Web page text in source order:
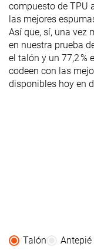
compuesto de TPU
las mejores
Así que, sí, una vez
en nuestra prueba
el talón y un 77,2 %
codeen con las
disponibles hoy en
Talón
Antepié